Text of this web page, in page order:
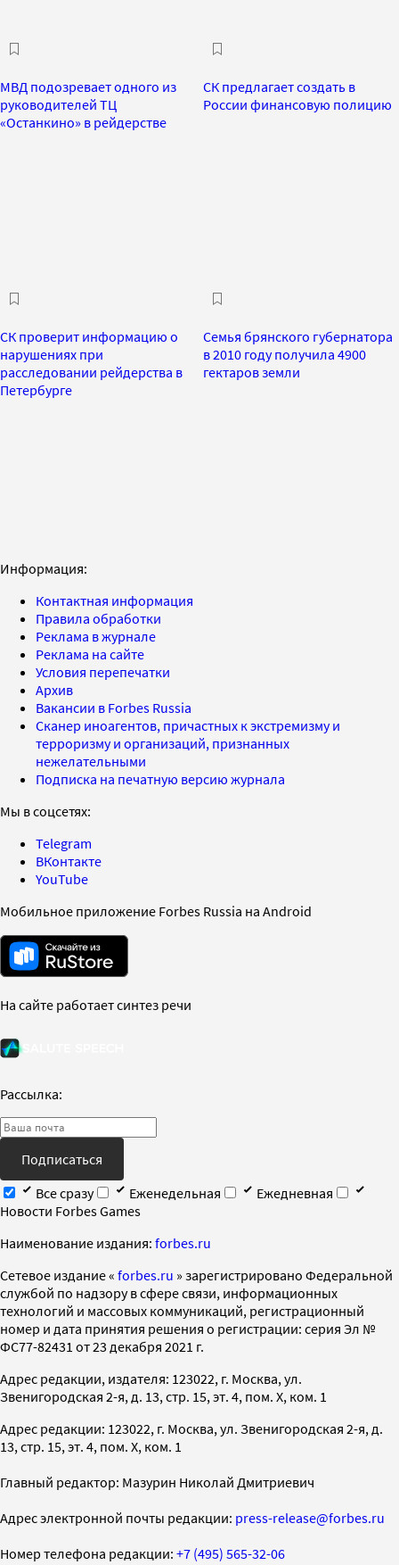
МВД подозревает одного из
руководителей ТЦ
«Останкино» в рейдерстве
СК предлагает создать в
России финансовую полицию
СК проверит информацию о
нарушениях при
расследовании рейдерства в
Петербурге
Семья брянского губернатора
в 2010 году получила 4900
гектаров земли
Информация:
Контактная информация
Правила обработки
Реклама в журнале
Реклама на сайте
Условия перепечатки
Архив
Вакансии в Forbes Russia
Сканер иноагентов, причастных к экстремизму и
терроризму и организаций, признанных
нежелательными
Подписка на печатную версию журнала
Мы в соцсетях:
Telegram
ВКонтакте
YouTube
Мобильное приложение Forbes Russia на Android
На сайте работает синтез речи
Рассылка:
Подписаться
Все сразу
Еженедельная
Ежедневная
Новости Forbes Games
Наименование издания: forbes.ru
Cетевое издание « forbes.ru » зарегистрировано Федеральной
службой по надзору в сфере связи, информационных
технологий и массовых коммуникаций, регистрационный
номер и дата принятия решения о регистрации: серия Эл №
ФС77-82431 от 23 декабря 2021 г.
Адрес редакции, издателя: 123022, г. Москва, ул.
Звенигородская 2-я, д. 13, стр. 15, эт. 4, пом. X, ком. 1
Адрес редакции: 123022, г. Москва, ул. Звенигородская 2-я, д.
13, стр. 15, эт. 4, пом. X, ком. 1
Главный редактор: Мазурин Николай Дмитриевич
Адрес электронной почты редакции: press-release@forbes.ru
Номер телефона редакции: +7 (495) 565-32-06